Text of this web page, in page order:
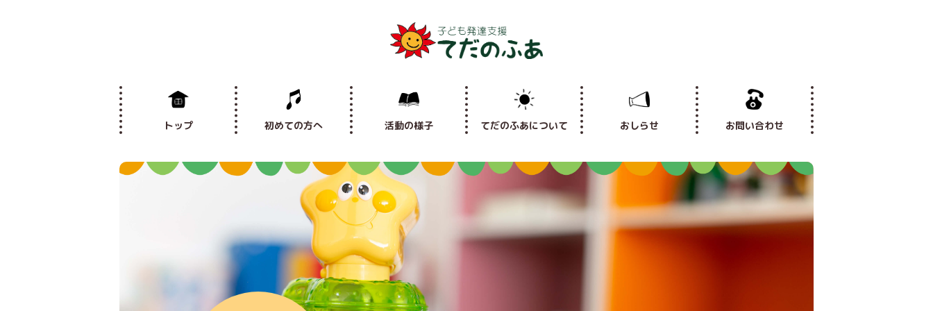
トップ 初めての方へ 活動の様子 てだのふあについて おしらせ お問い合わせ